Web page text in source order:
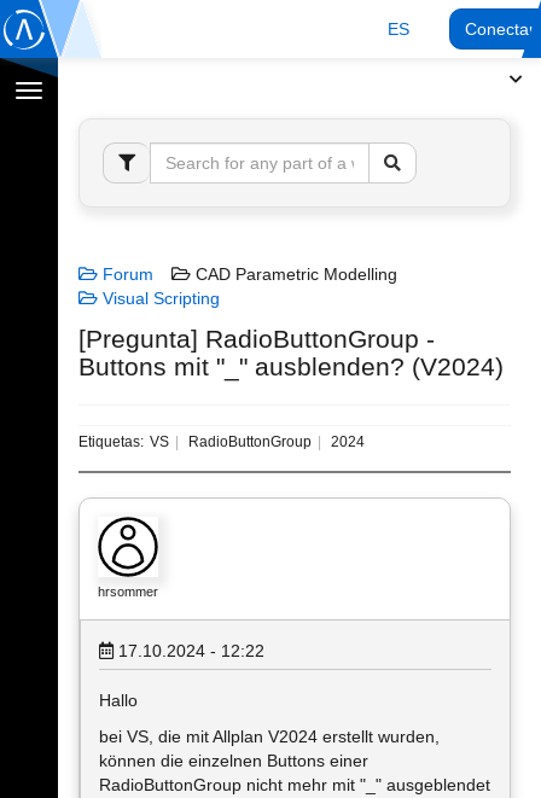
ES
Cambiar
navegación
Forum
CAD Parametric Modelling
Visual Scripting
[Pregunta] RadioButtonGroup -
Buttons mit "_" ausblenden? (V2024)
Etiquetas: VS RadioButtonGroup 2024
hrsommer
17.10.2024 - 12:22
Hallo
bei VS, die mit Allplan V2024 erstellt wurden,
können die einzelnen Buttons einer
RadioButtonGroup nicht mehr mit "_" ausgeblendet